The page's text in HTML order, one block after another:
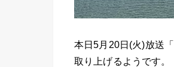
本日5月20日(火)放送「
取り上げるようです。